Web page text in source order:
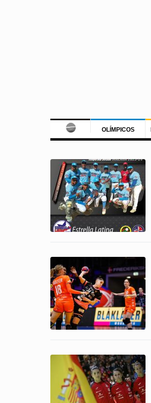
OLÍMPICOS